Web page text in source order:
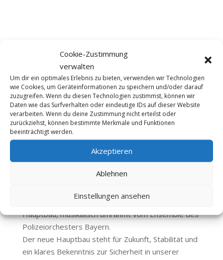
Cookie-Zustimmung
verwalten
Um dir ein optimales Erlebnis zu bieten, verwenden wir Technologien
wie Cookies, um Geräteinformationen zu speichern und/oder darauf
zuzugreifen. Wenn du diesen Technologien zustimmst, können wir
Daten wie das Surfverhalten oder eindeutige IDs auf dieser Website
verarbeiten. Wenn du deine Zustimmung nicht erteilst oder
zurückziehst, können bestimmte Merkmale und Funktionen
beeinträchtigt werden.
Akzeptieren
Ablehnen
Einstellungen ansehen
ger
Tag
für
Mittel
franke
n: Heute wurde der sanierte Hauptbau des
Polizeipräsidiums feierlich eingeweiht. Das ist ein
starkes Signal für moderne Sicherheitsarbeit und
beste Arbeitsbedingungen für unsere Polizei.
Joachim Herrmann eröffneten den sanierten
Hauptbau, musikalisch umrahmt vom Ensemble des
Polizeiorchesters Bayern.
Der neue Hauptbau steht für Zukunft, Stabilität und
ein klares Bekenntnis zur Sicherheit in unserer